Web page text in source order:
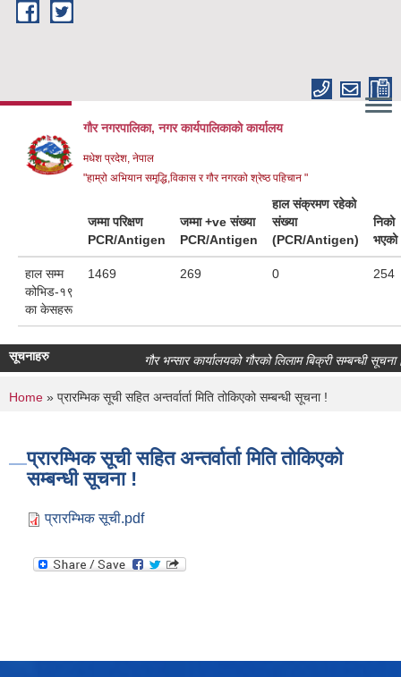
Skip to main content
गौर नगरपालिका, नगर कार्यपालिकाकाे कार्यालय
मधेश प्रदेश, नेपाल
"हाम्रो अभियान समृद्धि,विकास र गौर नगरको श्रेष्ठ पहिचान "
जम्मा परिक्षण
PCR/Antigen
जम्मा +ve संख्या
PCR/Antigen
हाल संक्रमण रहेको
संख्या
(PCR/Antigen)
निको
भएको
हाल सम्म
कोभिड-१९
का केसहरू
1469 269 0 254
सूचनाहरु गौर भन्सार कार्यालयको गौरको लिलाम बिक्री सम्बन्धी सूचना।
You are here
Home » प्रारम्भिक सूची सहित अन्तर्वार्ता मिति तोकिएको सम्बन्धी सूचना !
प्रारम्भिक सूची सहित अन्तर्वार्ता मिति तोकिएको
सम्बन्धी सूचना !
प्रारम्भिक सूची.pdf